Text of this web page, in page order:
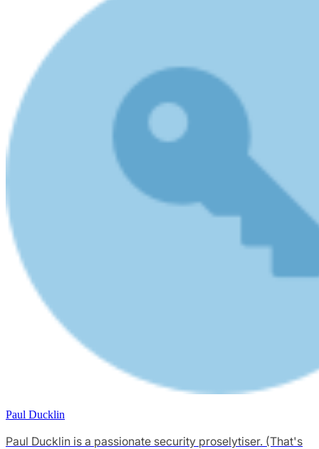
Paul Ducklin
Paul Ducklin is a passionate security proselytiser. (That's